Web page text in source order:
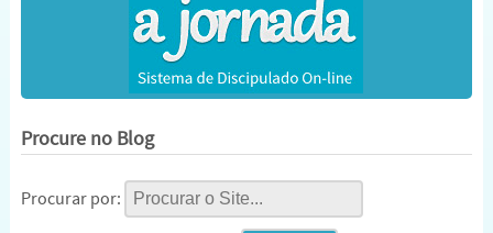
Procure no Blog
Procurar por: